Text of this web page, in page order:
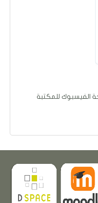
الفيسبوك للمكتبة